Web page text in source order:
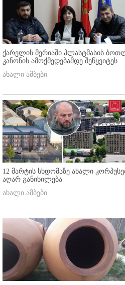
ქარელის მერიაში პლასტმასის
კანონის ამოქმედებამდე შეწყვიტეს
ახალი ამბები
12 მარტის სხდომაზე ახალი
აღარ განიხილება
ახალი ამბები